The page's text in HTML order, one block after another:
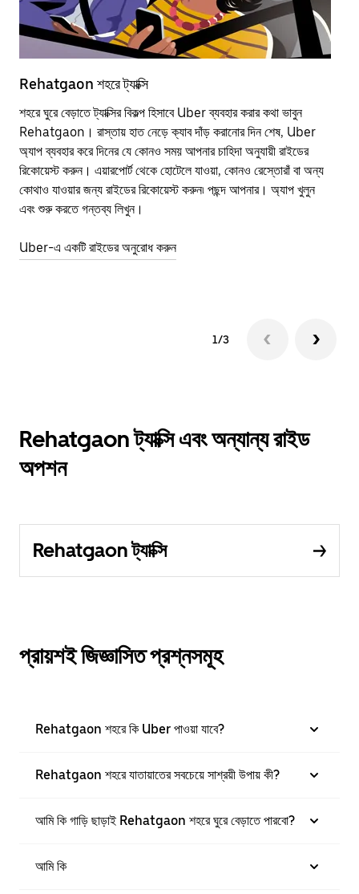
Rehatgaon শহরে ট্যাক্সি
শহরে ঘুরে বেড়াতে ট্যাক্সির বিকল্প হিসাবে Uber ব্যবহার করার কথা ভাবুন
Rehatgaon। রাস্তায় হাত নেড়ে ক্যাব দাঁড় করানোর দিন শেষ, Uber
অ্যাপ ব্যবহার করে দিনের যে কোনও সময় আপনার চাহিদা অনুযায়ী রাইডের
রিকোয়েস্ট করুন। এয়ারপোর্ট থেকে হোটেলে যাওয়া, কোনও রেস্তোরাঁ বা অন্য
কোথাও যাওয়ার জন্য রাইডের রিকোয়েস্ট করুন৷ পছন্দ আপনার। অ্যাপ খুলুন
এবং শুরু করতে গন্তব্য লিখুন।
Uber-এ একটি রাইডের অনুরোধ করুন
1/3
Rehatgaon ট্যাক্সি এবং অন্যান্য রাইড
অপশন
Rehatgaon ট্যাক্সি
প্রায়শই জিজ্ঞাসিত প্রশ্নসমূহ
Rehatgaon শহরে কি Uber পাওয়া যাবে?
Rehatgaon শহরে যাতায়াতের সবচেয়ে সাশ্রয়ী উপায় কী?
আমি কি গাড়ি ছাড়াই Rehatgaon শহরে ঘুরে বেড়াতে পারবো?
আমি কি